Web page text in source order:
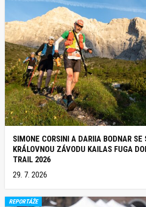
SIMONE CORSINI A DARIIA BODNAR
KRÁLOVNOU ZÁVODU KAILAS FUGA
TRAIL 2026
29. 7. 2026
REPORTÁŽE